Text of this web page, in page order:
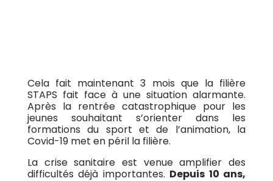
Cela fait maintenant 3 mois que la filière
STAPS fait face à une situation alarmante.
Après la rentrée catastrophique pour les
jeunes souhaitant s’orienter dans les
formations du sport et de l’animation, la
Covid-19 met en péril la filière.
La crise sanitaire est venue amplifier des
difficultés déjà importantes. Depuis 10 ans,